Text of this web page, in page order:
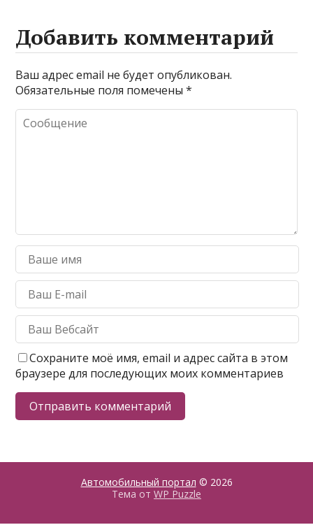
Добавить комментарий
Ваш адрес email не будет опубликован.
Обязательные поля помечены*
Сохраните моё имя, email и адрес сайта в этом
браузере для последующих моих комментариев
Автомобильный портал © 2026
Тема от WP Puzzle